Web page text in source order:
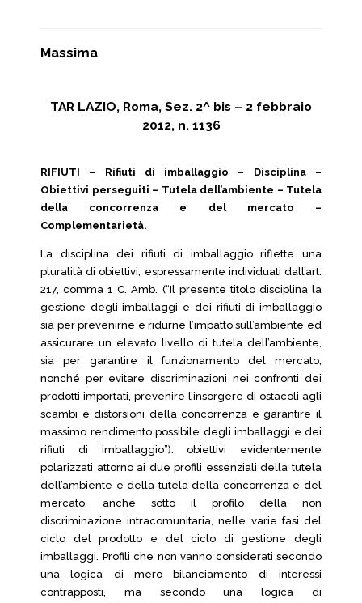
Massima
TAR LAZIO, Roma, Sez. 2^ bis – 2 febbraio
2012, n. 1136
RIFIUTI – Rifiuti di imballaggio – Disciplina –
Obiettivi perseguiti – Tutela dell’ambiente – Tutela
della concorrenza e del mercato –
Complementarietà.
La disciplina dei rifiuti di imballaggio riflette una
pluralità di obiettivi, espressamente individuati dall’art.
217, comma 1 C. Amb. (“Il presente titolo disciplina la
gestione degli imballaggi e dei rifiuti di imballaggio
sia per prevenirne e ridurne l’impatto sull’ambiente ed
assicurare un elevato livello di tutela dell’ambiente,
sia per garantire il funzionamento del mercato,
nonché per evitare discriminazioni nei confronti dei
prodotti importati, prevenire l’insorgere di ostacoli agli
scambi e distorsioni della concorrenza e garantire il
massimo rendimento possibile degli imballaggi e dei
rifiuti di imballaggio”): obiettivi evidentemente
polarizzati attorno ai due profili essenziali della tutela
dell’ambiente e della tutela della concorrenza e del
mercato, anche sotto il profilo della non
discriminazione intracomunitaria, nelle varie fasi del
ciclo del prodotto e del ciclo di gestione degli
imballaggi. Profili che non vanno considerati secondo
una logica di mero bilanciamento di interessi
contrapposti, ma secondo una logica di